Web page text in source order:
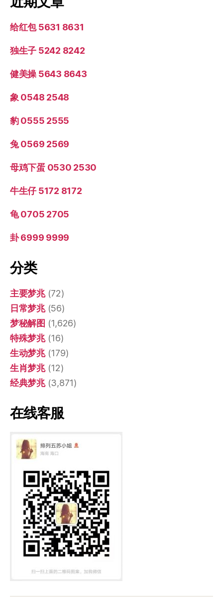
给红包 5631 8631
独生子 5242 8242
健美操 5643 8643
象 0548 2548
豹 0555 2555
兔 0569 2569
母鸡下蛋 0530 2530
牛生仔 5172 8172
龟 0705 2705
卦 6999 9999
分类
主要梦兆(72)
日常梦兆(56)
梦秘解图 (1,626)
特殊梦兆(16)
生动梦兆(179)
生肖梦兆(12)
经典梦兆(3,871)
在线客服